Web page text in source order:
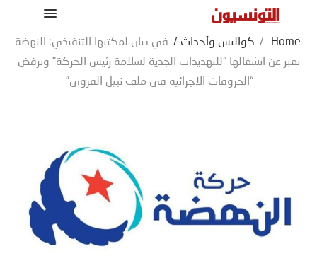
Home
/ كواليس وأحداث / في بيان لمكتبها التنفيذي: النهضة
تعبر عن انشغالها “للتهديدات الجدية لسلامة رئيس الحركة” وترفض
“الخروقات الاجرائية في ملف نبيل القروي”